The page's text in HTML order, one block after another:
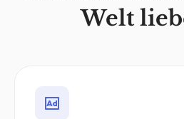
Welt